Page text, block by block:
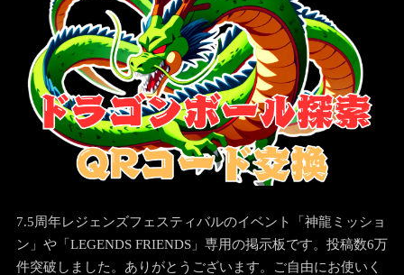
7.5周年レジェンズフェスティバルのイベント「神龍ミッショ
ン」や「LEGENDS FRIENDS」専用の掲示板です。投稿数6万
件突破しました。ありがとうございます。ご自由にお使いく